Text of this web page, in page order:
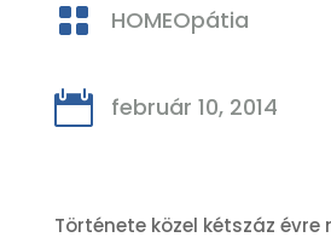
 HOMEOpátia
 február 10, 2014
Története közel kétszáz évre